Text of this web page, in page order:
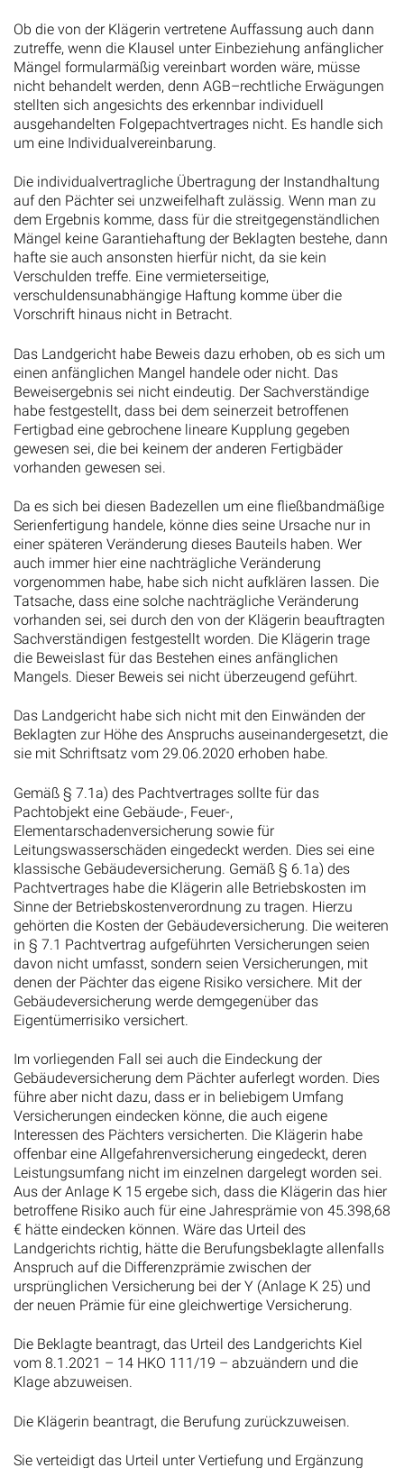
Ob die von der Klägerin vertretene Auffassung auch dann
zutreffe, wenn die Klausel unter Einbeziehung anfänglicher
Mängel formularmäßig vereinbart worden wäre, müsse
nicht behandelt werden, denn AGB–rechtliche Erwägungen
stellten sich angesichts des erkennbar individuell
ausgehandelten Folgepachtvertrages nicht. Es handle sich
um eine Individualvereinbarung.
Die individualvertragliche Übertragung der Instandhaltung
auf den Pächter sei unzweifelhaft zulässig. Wenn man zu
dem Ergebnis komme, dass für die streitgegenständlichen
Mängel keine Garantiehaftung der Beklagten bestehe, dann
hafte sie auch ansonsten hierfür nicht, da sie kein
Verschulden treffe. Eine vermieterseitige,
verschuldensunabhängige Haftung komme über die
Vorschrift hinaus nicht in Betracht.
Das Landgericht habe Beweis dazu erhoben, ob es sich um
einen anfänglichen Mangel handele oder nicht. Das
Beweisergebnis sei nicht eindeutig. Der Sachverständige
habe festgestellt, dass bei dem seinerzeit betroffenen
Fertigbad eine gebrochene lineare Kupplung gegeben
gewesen sei, die bei keinem der anderen Fertigbäder
vorhanden gewesen sei.
Da es sich bei diesen Badezellen um eine fließbandmäßige
Serienfertigung handele, könne dies seine Ursache nur in
einer späteren Veränderung dieses Bauteils haben. Wer
auch immer hier eine nachträgliche Veränderung
vorgenommen habe, habe sich nicht aufklären lassen. Die
Tatsache, dass eine solche nachträgliche Veränderung
vorhanden sei, sei durch den von der Klägerin beauftragten
Sachverständigen festgestellt worden. Die Klägerin trage
die Beweislast für das Bestehen eines anfänglichen
Mangels. Dieser Beweis sei nicht überzeugend geführt.
Das Landgericht habe sich nicht mit den Einwänden der
Beklagten zur Höhe des Anspruchs auseinandergesetzt, die
sie mit Schriftsatz vom 29.06.2020 erhoben habe.
Gemäß § 7.1a) des Pachtvertrages sollte für das
Pachtobjekt eine Gebäude-, Feuer-,
Elementarschadenversicherung sowie für
Leitungswasserschäden eingedeckt werden. Dies sei eine
klassische Gebäudeversicherung. Gemäß § 6.1a) des
Pachtvertrages habe die Klägerin alle Betriebskosten im
Sinne der Betriebskostenverordnung zu tragen. Hierzu
gehörten die Kosten der Gebäudeversicherung. Die weiteren
in § 7.1 Pachtvertrag aufgeführten Versicherungen seien
davon nicht umfasst, sondern seien Versicherungen, mit
denen der Pächter das eigene Risiko versichere. Mit der
Gebäudeversicherung werde demgegenüber das
Eigentümerrisiko versichert.
Im vorliegenden Fall sei auch die Eindeckung der
Gebäudeversicherung dem Pächter auferlegt worden. Dies
führe aber nicht dazu, dass er in beliebigem Umfang
Versicherungen eindecken könne, die auch eigene
Interessen des Pächters versicherten. Die Klägerin habe
offenbar eine Allgefahrenversicherung eingedeckt, deren
Leistungsumfang nicht im einzelnen dargelegt worden sei.
Aus der Anlage K 15 ergebe sich, dass die Klägerin das hier
betroffene Risiko auch für eine Jahresprämie von 45.398,68
€ hätte eindecken können. Wäre das Urteil des
Landgerichts richtig, hätte die Berufungsbeklagte allenfalls
Anspruch auf die Differenzprämie zwischen der
ursprünglichen Versicherung bei der Y (Anlage K 25) und
der neuen Prämie für eine gleichwertige Versicherung.
Die Beklagte beantragt, das Urteil des Landgerichts Kiel
vom 8.1.2021 – 14 HKO 111/19 – abzuändern und die
Klage abzuweisen.
Die Klägerin beantragt, die Berufung zurückzuweisen.
Sie verteidigt das Urteil unter Vertiefung und Ergänzung